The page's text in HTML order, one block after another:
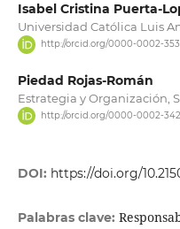
Isabel Cristina Puerta-
Universidad Católica Luis
http://orcid.org/0000-0002-
Piedad Rojas-Román
Estrategia y Organización,
http://orcid.org/0000-0002-
DOI: https://doi.org/
Palabras clave: